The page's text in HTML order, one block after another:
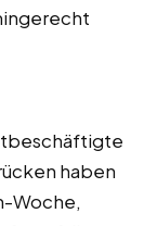
haben
Woche,